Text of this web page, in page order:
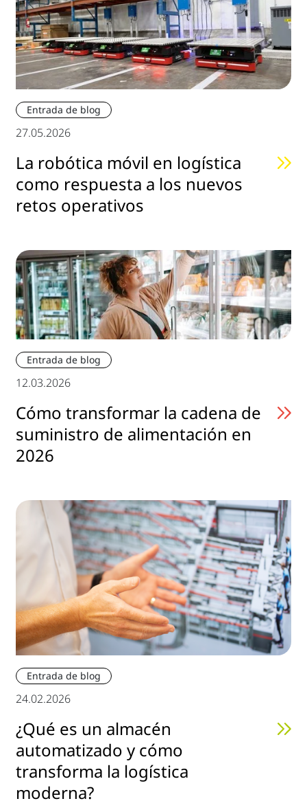
Entrada de blog
27.05.2026
La robótica móvil en logística
como respuesta a los nuevos
retos operativos
Entrada de blog
12.03.2026
Cómo transformar la cadena de
suministro de alimentación en
2026
Entrada de blog
24.02.2026
¿Qué es un almacén
automatizado y cómo
transforma la logística
moderna?